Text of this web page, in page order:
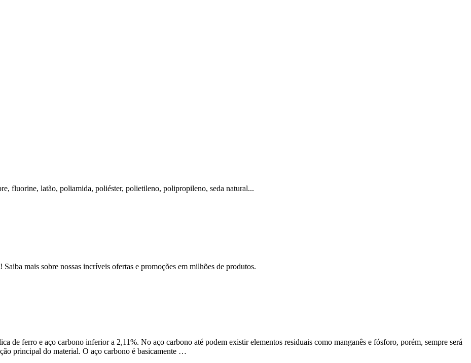
fluorine, latão, poliamida, poliéster, polietileno, polipropileno, seda natural...
mais sobre nossas incríveis ofertas e promoções em milhões de produtos.
de ferro e aço carbono inferior a 2,11%. No aço carbono até podem existir elementos residuais como manganês e fósforo, porém, sempre será
principal do material. O aço carbono é basicamente …